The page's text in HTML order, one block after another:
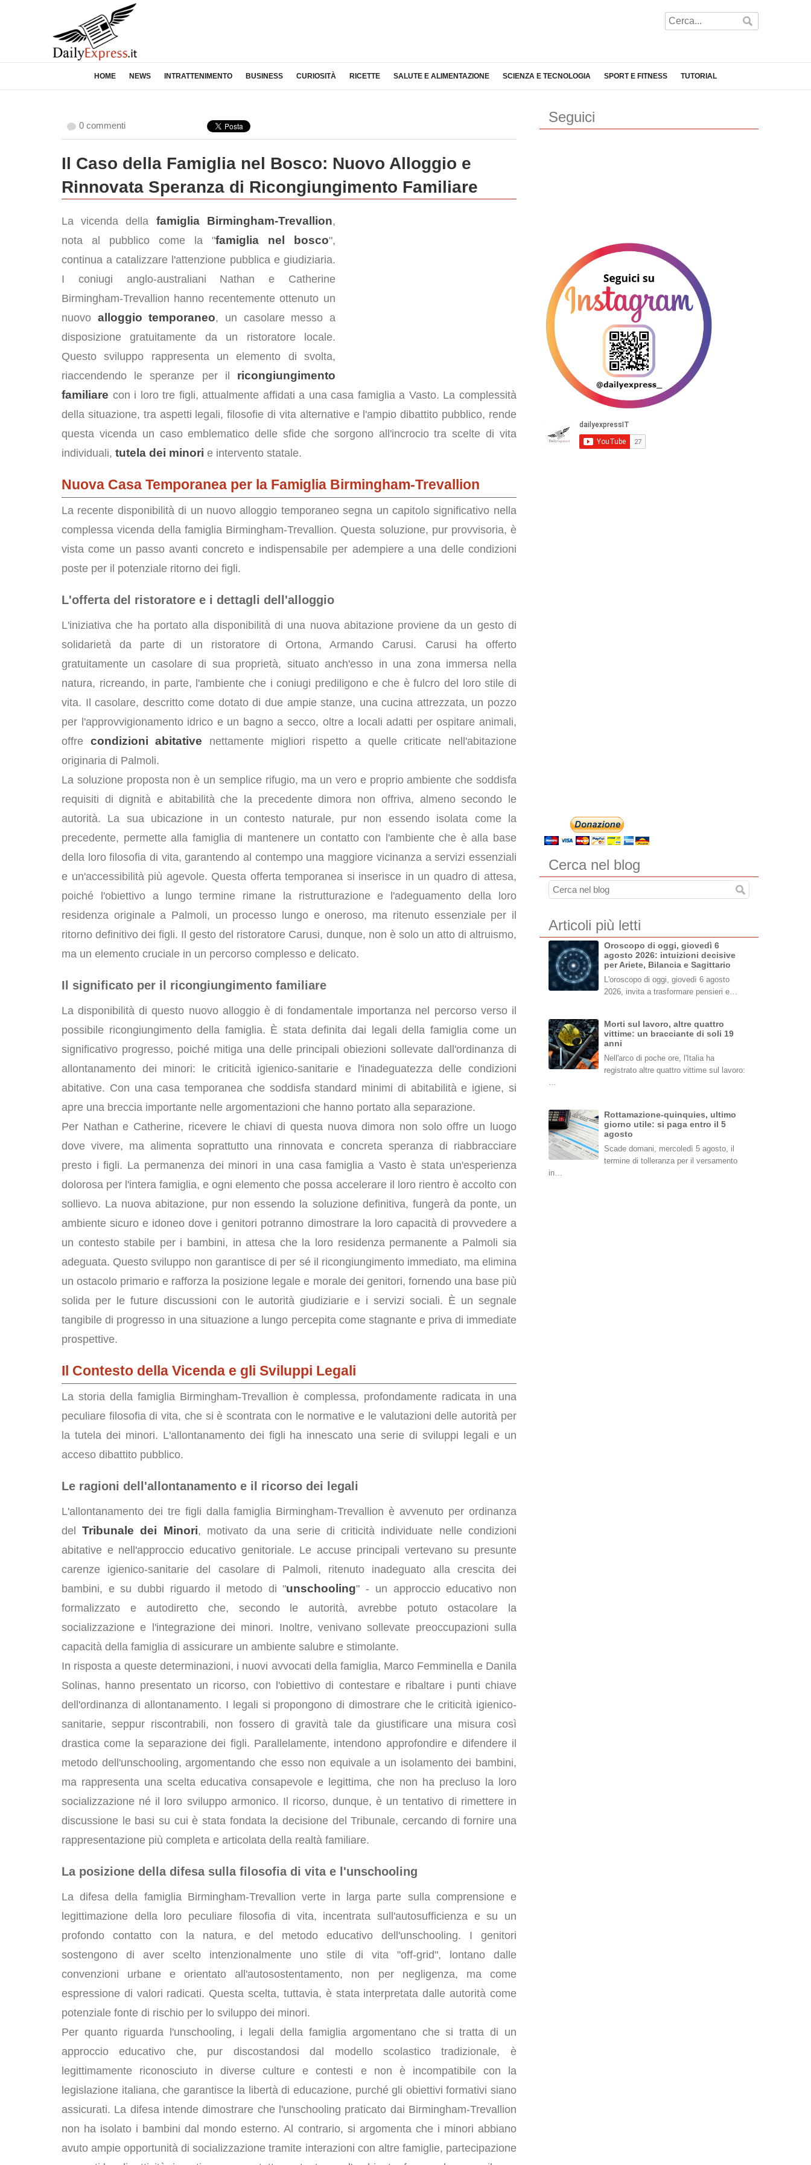
HOME NEWS INTRATTENIMENTO BUSINESS CURIOSITÀ RICETTE SALUTE E ALIMENTAZIONE SCIENZA E TECNOLOGIA SPORT E FITNESS TUTORIAL
0 commenti
Il Caso della Famiglia nel Bosco: Nuovo Alloggio e
Rinnovata Speranza di Ricongiungimento Familiare
La vicenda della famiglia Birmingham-Trevallion,
nota al pubblico come la "famiglia nel bosco",
continua a catalizzare l'attenzione pubblica e giudiziaria.
I coniugi anglo-australiani Nathan e Catherine
Birmingham-Trevallion hanno recentemente ottenuto un
nuovo alloggio temporaneo, un casolare messo a
disposizione gratuitamente da un ristoratore locale.
Questo sviluppo rappresenta un elemento di svolta,
riaccendendo le speranze per il ricongiungimento
familiare con i loro tre figli, attualmente affidati a una casa famiglia a Vasto. La complessità
della situazione, tra aspetti legali, filosofie di vita alternative e l'ampio dibattito pubblico, rende
questa vicenda un caso emblematico delle sfide che sorgono all'incrocio tra scelte di vita
individuali, tutela dei minori e intervento statale.
Nuova Casa Temporanea per la Famiglia Birmingham-Trevallion
La recente disponibilità di un nuovo alloggio temporaneo segna un capitolo significativo nella
complessa vicenda della famiglia Birmingham-Trevallion. Questa soluzione, pur provvisoria, è
vista come un passo avanti concreto e indispensabile per adempiere a una delle condizioni
poste per il potenziale ritorno dei figli.
L'offerta del ristoratore e i dettagli dell'alloggio
L'iniziativa che ha portato alla disponibilità di una nuova abitazione proviene da un gesto di
solidarietà da parte di un ristoratore di Ortona, Armando Carusi. Carusi ha offerto
gratuitamente un casolare di sua proprietà, situato anch'esso in una zona immersa nella
natura, ricreando, in parte, l'ambiente che i coniugi prediligono e che è fulcro del loro stile di
vita. Il casolare, descritto come dotato di due ampie stanze, una cucina attrezzata, un pozzo
per l'approvvigionamento idrico e un bagno a secco, oltre a locali adatti per ospitare animali,
offre condizioni abitative nettamente migliori rispetto a quelle criticate nell'abitazione
originaria di Palmoli.
La soluzione proposta non è un semplice rifugio, ma un vero e proprio ambiente che soddisfa
requisiti di dignità e abitabilità che la precedente dimora non offriva, almeno secondo le
autorità. La sua ubicazione in un contesto naturale, pur non essendo isolata come la
precedente, permette alla famiglia di mantenere un contatto con l'ambiente che è alla base
della loro filosofia di vita, garantendo al contempo una maggiore vicinanza a servizi essenziali
e un'accessibilità più agevole. Questa offerta temporanea si inserisce in un quadro di attesa,
poiché l'obiettivo a lungo termine rimane la ristrutturazione e l'adeguamento della loro
residenza originale a Palmoli, un processo lungo e oneroso, ma ritenuto essenziale per il
ritorno definitivo dei figli. Il gesto del ristoratore Carusi, dunque, non è solo un atto di altruismo,
ma un elemento cruciale in un percorso complesso e delicato.
Il significato per il ricongiungimento familiare
La disponibilità di questo nuovo alloggio è di fondamentale importanza nel percorso verso il
possibile ricongiungimento della famiglia. È stata definita dai legali della famiglia come un
significativo progresso, poiché mitiga una delle principali obiezioni sollevate dall'ordinanza di
allontanamento dei minori: le criticità igienico-sanitarie e l'inadeguatezza delle condizioni
abitative. Con una casa temporanea che soddisfa standard minimi di abitabilità e igiene, si
apre una breccia importante nelle argomentazioni che hanno portato alla separazione.
Per Nathan e Catherine, ricevere le chiavi di questa nuova dimora non solo offre un luogo
dove vivere, ma alimenta soprattutto una rinnovata e concreta speranza di riabbracciare
presto i figli. La permanenza dei minori in una casa famiglia a Vasto è stata un'esperienza
dolorosa per l'intera famiglia, e ogni elemento che possa accelerare il loro rientro è accolto con
sollievo. La nuova abitazione, pur non essendo la soluzione definitiva, fungerà da ponte, un
ambiente sicuro e idoneo dove i genitori potranno dimostrare la loro capacità di provvedere a
un contesto stabile per i bambini, in attesa che la loro residenza permanente a Palmoli sia
adeguata. Questo sviluppo non garantisce di per sé il ricongiungimento immediato, ma elimina
un ostacolo primario e rafforza la posizione legale e morale dei genitori, fornendo una base più
solida per le future discussioni con le autorità giudiziarie e i servizi sociali. È un segnale
tangibile di progresso in una situazione a lungo percepita come stagnante e priva di immediate
prospettive.
Il Contesto della Vicenda e gli Sviluppi Legali
La storia della famiglia Birmingham-Trevallion è complessa, profondamente radicata in una
peculiare filosofia di vita, che si è scontrata con le normative e le valutazioni delle autorità per
la tutela dei minori. L'allontanamento dei figli ha innescato una serie di sviluppi legali e un
acceso dibattito pubblico.
Le ragioni dell'allontanamento e il ricorso dei legali
L'allontanamento dei tre figli dalla famiglia Birmingham-Trevallion è avvenuto per ordinanza
delTribunale dei Minori, motivato da una serie di criticità individuate nelle condizioni
abitative e nell'approccio educativo genitoriale. Le accuse principali vertevano su presunte
carenze igienico-sanitarie del casolare di Palmoli, ritenuto inadeguato alla crescita dei
bambini, e su dubbi riguardo il metodo di "unschooling" - un approccio educativo non
formalizzato e autodiretto che, secondo le autorità, avrebbe potuto ostacolare la
socializzazione e l'integrazione dei minori. Inoltre, venivano sollevate preoccupazioni sulla
capacità della famiglia di assicurare un ambiente salubre e stimolante.
In risposta a queste determinazioni, i nuovi avvocati della famiglia, Marco Femminella e Danila
Solinas, hanno presentato un ricorso, con l'obiettivo di contestare e ribaltare i punti chiave
dell'ordinanza di allontanamento. I legali si propongono di dimostrare che le criticità igienico-
sanitarie, seppur riscontrabili, non fossero di gravità tale da giustificare una misura così
drastica come la separazione dei figli. Parallelamente, intendono approfondire e difendere il
metodo dell'unschooling, argomentando che esso non equivale a un isolamento dei bambini,
ma rappresenta una scelta educativa consapevole e legittima, che non ha precluso la loro
socializzazione né il loro sviluppo armonico. Il ricorso, dunque, è un tentativo di rimettere in
discussione le basi su cui è stata fondata la decisione del Tribunale, cercando di fornire una
rappresentazione più completa e articolata della realtà familiare.
La posizione della difesa sulla filosofia di vita e l'unschooling
La difesa della famiglia Birmingham-Trevallion verte in larga parte sulla comprensione e
legittimazione della loro peculiare filosofia di vita, incentrata sull'autosufficienza e su un
profondo contatto con la natura, e del metodo educativo dell'unschooling. I genitori
sostengono di aver scelto intenzionalmente uno stile di vita "off-grid", lontano dalle
convenzioni urbane e orientato all'autosostentamento, non per negligenza, ma come
espressione di valori radicati. Questa scelta, tuttavia, è stata interpretata dalle autorità come
potenziale fonte di rischio per lo sviluppo dei minori.
Per quanto riguarda l'unschooling, i legali della famiglia argomentano che si tratta di un
approccio educativo che, pur discostandosi dal modello scolastico tradizionale, è
legittimamente riconosciuto in diverse culture e contesti e non è incompatibile con la
legislazione italiana, che garantisce la libertà di educazione, purché gli obiettivi formativi siano
assicurati. La difesa intende dimostrare che l'unschooling praticato dai Birmingham-Trevallion
non ha isolato i bambini dal mondo esterno. Al contrario, si argomenta che i minori abbiano
avuto ampie opportunità di socializzazione tramite interazioni con altre famiglie, partecipazione
Seguici
Cerca nel blog
Articoli più letti
Oroscopo di oggi, giovedì 6
agosto 2026: intuizioni decisive
per Ariete, Bilancia e Sagittario
L'oroscopo di oggi, giovedì 6 agosto
2026, invita a trasformare pensieri e…
Morti sul lavoro, altre quattro
vittime: un bracciante di soli 19
anni
Nell'arco di poche ore, l'Italia ha
registrato altre quattro vittime sul lavoro:
…
Rottamazione-quinquies, ultimo
giorno utile: si paga entro il 5
agosto
Scade domani, mercoledì 5 agosto, il
termine di tolleranza per il versamento
in…